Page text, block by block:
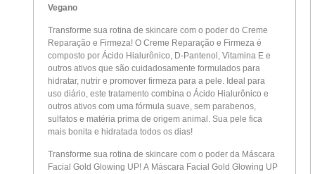
Vegano
Transforme sua rotina de skincare com o poder do Creme
Reparação e Firmeza! O Creme Reparação e Firmeza é
composto por Ácido Hialurônico, D-Pantenol, Vitamina E e
outros ativos que são cuidadosamente formulados para
hidratar, nutrir e promover firmeza para a pele. Ideal para
uso diário, este tratamento combina o Ácido Hialurônico e
outros ativos com uma fórmula suave, sem parabenos,
sulfatos e matéria prima de origem animal. Sua pele fica
mais bonita e hidratada todos os dias!
Transforme sua rotina de skincare com o poder da Máscara
Facial Gold Glowing UP! A Máscara Facial Gold Glowing UP